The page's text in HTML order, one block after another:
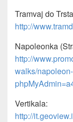
Tramvaj do
http://
Napoleonka
http://
walks/
Vertikala:
http://